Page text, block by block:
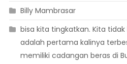
Billy Mambrasar
bisa kita tingkatkan. Kita
adalah pertama kalinya
memiliki cadangan beras di